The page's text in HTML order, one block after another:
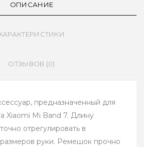
ОПИСАНИЕ
ОТЗЫВОВ (0)
предназначенный для
Xiaomi Mi Band 7. Длину
отрегулировать в
руки. Ремешок прочно